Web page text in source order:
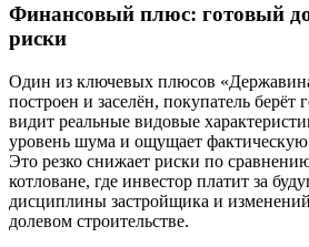
Финансовый плюс: готовый
риски
Один из ключевых плюсов
построен и заселён, покупатель берёт
видит реальные видовые
уровень шума и ощущает
Это резко снижает риски по
котловане, где инвестор платит за
дисциплины застройщика и изменений
долевом строительстве.